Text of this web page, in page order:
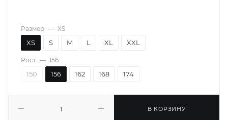
В КОРЗИНУ
Размер — XS
XS S M L XL XXL
Рост — 156
150 156 162 168 174